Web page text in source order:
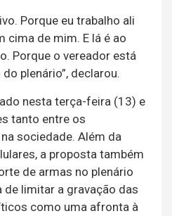
Porque eu trabalho ali
cima de mim. E lá é ao
Porque o vereador está
plenário”, declarou.
nesta terça-feira (13) e
tanto entre os
sociedade. Além da
a proposta também
de armas no plenário
de limitar a gravação das
como uma afronta à